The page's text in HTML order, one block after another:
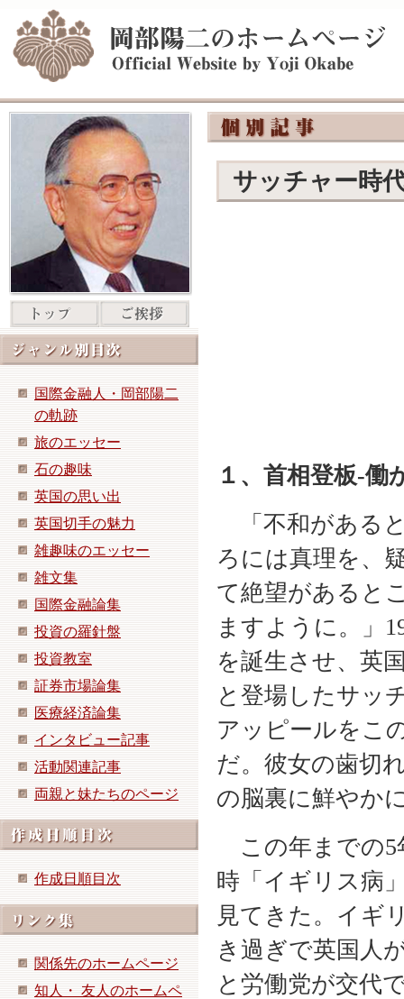
国際金融人・岡部陽二
の軌跡
旅のエッセー
石の趣味
英国の思い出
英国切手の魅力
雑趣味のエッセー
雑文集
国際金融論集
投資の羅針盤
投資教室
証券市場論集
医療経済論集
インタビュー記事
活動関連記事
両親と妹たちのページ
作成日順目次
関係先のホームページ
知人・ 友人のホームペ
サッチャー時
１、首相登板-働
「不和がある
ろには真理を、
て絶望があると
ますように。」
を誕生させ、英
と登場したサッ
アッピールをこ
だ。彼女の歯切
の脳裏に鮮や
この年までの5
時「イギリス病
見てきた。イギ
き過ぎで英国人
と労働党が交代